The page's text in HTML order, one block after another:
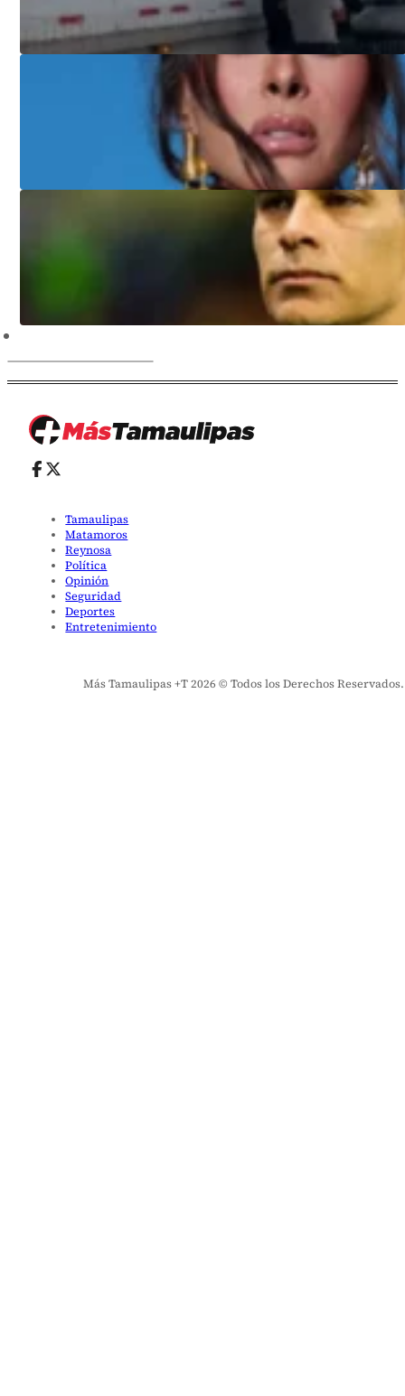
Tamaulipas
Matamoros
Reynosa
Política
Opinión
Seguridad
Deportes
Entretenimiento
Más Tamaulipas +T 2026 © Todos los Derechos